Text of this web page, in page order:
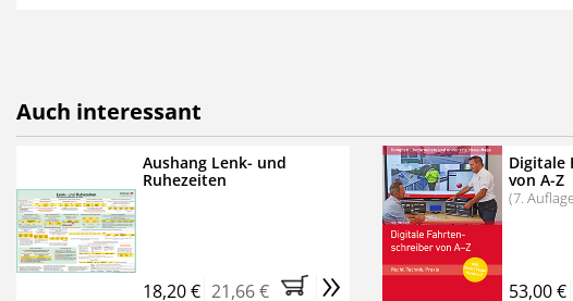
Kostenfreie Online-Seminare
Bestellen Sie jetzt das
Monate (inkl. der derzeitig
brauchen Sie nichts weiter tun,
entstehen keine weiteren
Auch interessant
Aushang Lenk- und
Ruhezeiten
18,20 € 21,66 € »
Digitale
von A-Z
(7.
53,00 €